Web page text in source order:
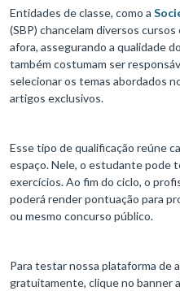
Entidades de classe, como a
(SBP) chancelam diversos
afora, assegurando a qualidade
também costumam ser
selecionar os temas abordados
artigos exclusivos.
Esse tipo de qualificação reúne
espaço. Nele, o estudante pode
exercícios. Ao fim do ciclo, o
poderá render pontuação para
ou mesmo concurso público.
Para testar nossa plataforma de
gratuitamente, clique no banner